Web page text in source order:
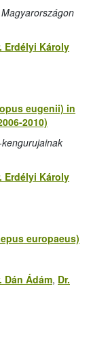
Erdélyi Károly
eugenii) in
2010)
Erdélyi Károly
europaeus)
Dán Ádám, Dr.